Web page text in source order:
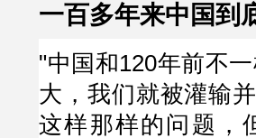
一百多年来中国到
"中国和120年前不
大，我们就被灌输
这样那样的问题，